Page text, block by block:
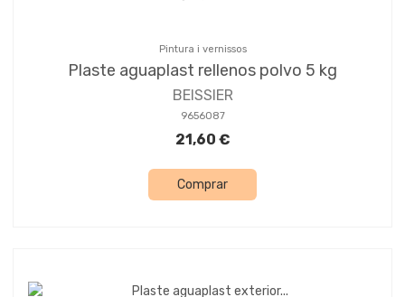
Pintura i vernissos
Plaste aguaplast rellenos polvo 5 kg
BEISSIER
9656087
21,60 €
Comprar